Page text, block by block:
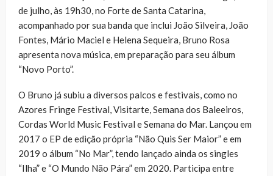
de julho, às 19h30, no Forte de Santa Catarina,
acompanhado por sua banda que inclui João Silveira, João
Fontes, Mário Maciel e Helena Sequeira, Bruno Rosa
apresenta nova música, em preparação para seu álbum
“Novo Porto”.
O Bruno já subiu a diversos palcos e festivais, como no
Azores Fringe Festival, Visitarte, Semana dos Baleeiros,
Cordas World Music Festival e Semana do Mar. Lançou em
2017 o EP de edição própria “Não Quis Ser Maior” e em
2019 o álbum “No Mar”, tendo lançado ainda os singles
“Ilha” e “O Mundo Não Pára” em 2020. Participa entre